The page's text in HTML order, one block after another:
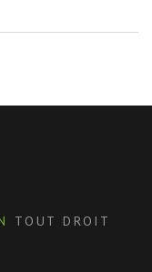
TOUT DROIT